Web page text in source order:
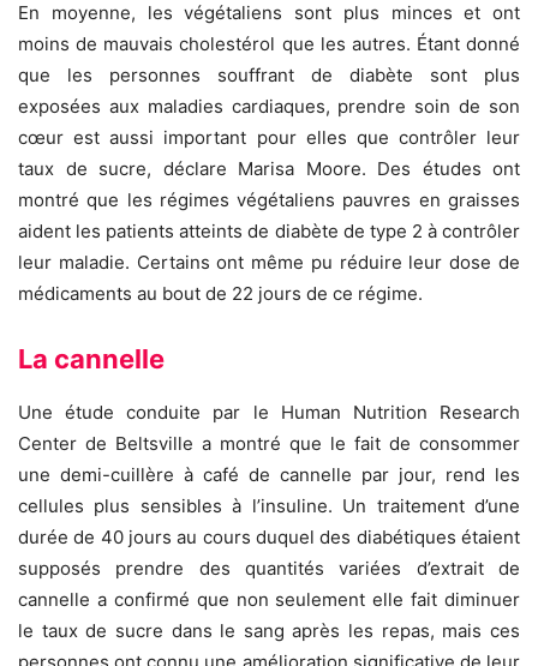
En moyenne, les végétaliens sont plus minces et ont
moins de mauvais cholestérol que les autres. Étant donné
que les personnes souffrant de diabète sont plus
exposées aux maladies cardiaques, prendre soin de son
cœur est aussi important pour elles que contrôler leur
taux de sucre, déclare Marisa Moore. Des études ont
montré que les régimes végétaliens pauvres en graisses
aident les patients atteints de diabète de type 2 à contrôler
leur maladie. Certains ont même pu réduire leur dose de
médicaments au bout de 22 jours de ce régime.
La cannelle
Une étude conduite par le Human Nutrition Research
Center de Beltsville a montré que le fait de consommer
une demi-cuillère à café de cannelle par jour, rend les
cellules plus sensibles à l’insuline. Un traitement d’une
durée de 40 jours au cours duquel des diabétiques étaient
supposés prendre des quantités variées d’extrait de
cannelle a confirmé que non seulement elle fait diminuer
le taux de sucre dans le sang après les repas, mais ces